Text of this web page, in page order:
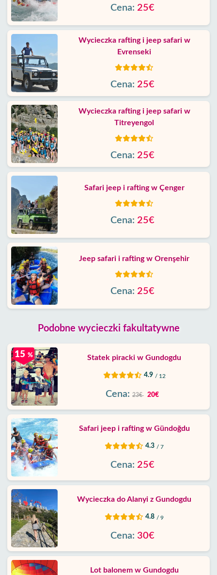
Cena: 25€
Wycieczka rafting i jeep safari w
Evrenseki
Cena: 25€
Wycieczka rafting i jeep safari w
Titreyengol
Cena: 25€
Safari jeep i rafting w Çenger
Cena: 25€
Jeep safari i rafting w Orenşehir
Cena: 25€
Podobne wycieczki fakultatywne
Statek piracki w Gundogdu
4.9 / 12
15 %
Cena: 23€ 20€
Safari jeep i rafting w Gündoğdu
4.3 / 7
Cena: 25€
Wycieczka do Alanyi z Gundogdu
4.8 / 9
Cena: 30€
Lot balonem w Gundogdu